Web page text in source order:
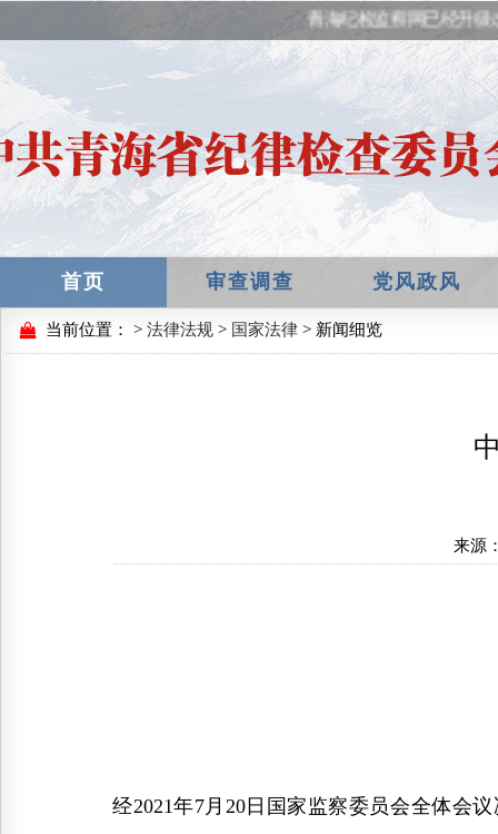
青海纪检监察网已经升级改
首页 审查调查 党风政风
当前位置： > 法律法规 > 国家法律 > 新闻细览
来源
经2021年7月20日国家监察委员会全体会